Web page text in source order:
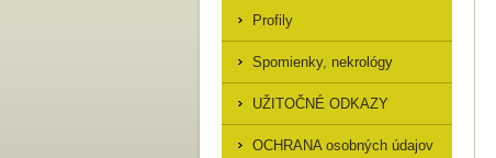
Profily
Spomienky, nekrológy
UŽITOČNÉ ODKAZY
OCHRANA osobných údajov